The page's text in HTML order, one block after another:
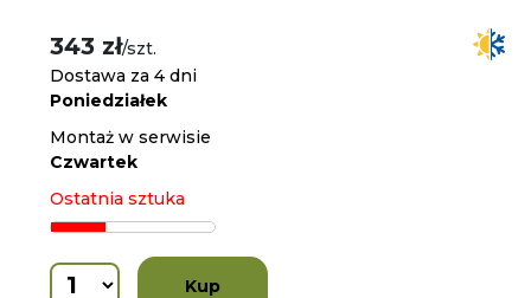
343 zł/szt.
Dostawa za 4 dni
Poniedziałek
Montaż w serwisie
Czwartek
Ostatnia sztuka
Kup